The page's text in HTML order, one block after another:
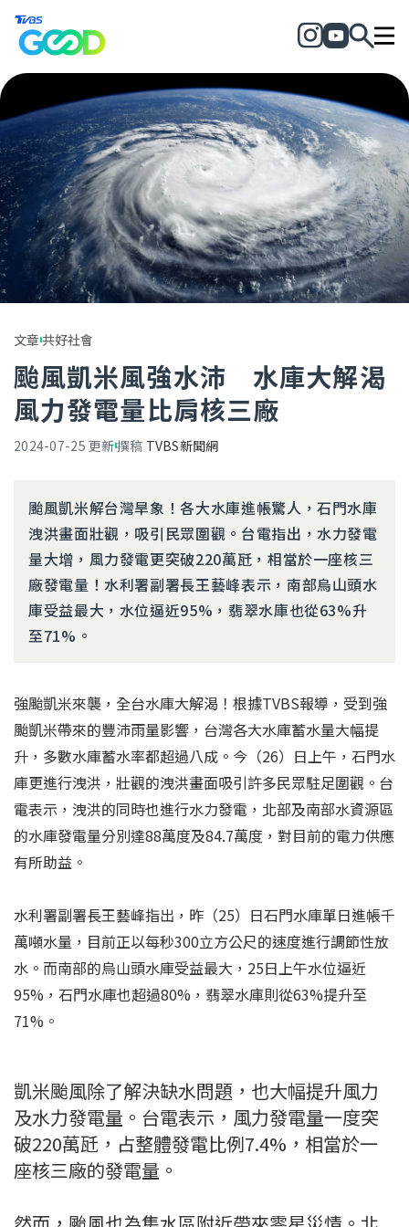
文章共好社會
颱風凱米風強水沛 水庫大解渴
風力發電量比肩核三廠
2024-07-25 更新撰稿 TVBS新聞網
颱風凱米解台灣旱象！各大水庫進帳驚人，石門水庫
洩洪畫面壯觀，吸引民眾圍觀。台電指出，水力發電
量大增，風力發電更突破220萬瓩，相當於一座核三
廠發電量！水利署副署長王藝峰表示，南部烏山頭水
庫受益最大，水位逼近95%，翡翠水庫也從63%升
至71%。
強颱凱米來襲，全台水庫大解渴！根據TVBS報導，受到強
颱凱米帶來的豐沛雨量影響，台灣各大水庫蓄水量大幅提
升，多數水庫蓄水率都超過八成。今（26）日上午，石門水
庫更進行洩洪，壯觀的洩洪畫面吸引許多民眾駐足圍觀。台
電表示，洩洪的同時也進行水力發電，北部及南部水資源區
的水庫發電量分別達88萬度及84.7萬度，對目前的電力供應
有所助益。
水利署副署長王藝峰指出，昨（25）日石門水庫單日進帳千
萬噸水量，目前正以每秒300立方公尺的速度進行調節性放
水。而南部的烏山頭水庫受益最大，25日上午水位逼近
95%，石門水庫也超過80%，翡翠水庫則從63%提升至
71%。
凱米颱風除了解決缺水問題，也大幅提升風力
及水力發電量。台電表示，風力發電量一度突
破220萬瓩，占整體發電比例7.4%，相當於一
座核三廠的發電量。